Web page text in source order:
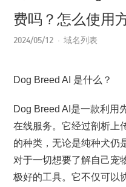
费吗？怎么使用
2024/05/12 域名列表
Dog Breed AI 是什么？
Dog Breed AI是一款利用
在线服务。它经过剖析上
的种类，无论是纯种犬仍
对于一切想要了解自己宠
极好的工具。它不仅可以